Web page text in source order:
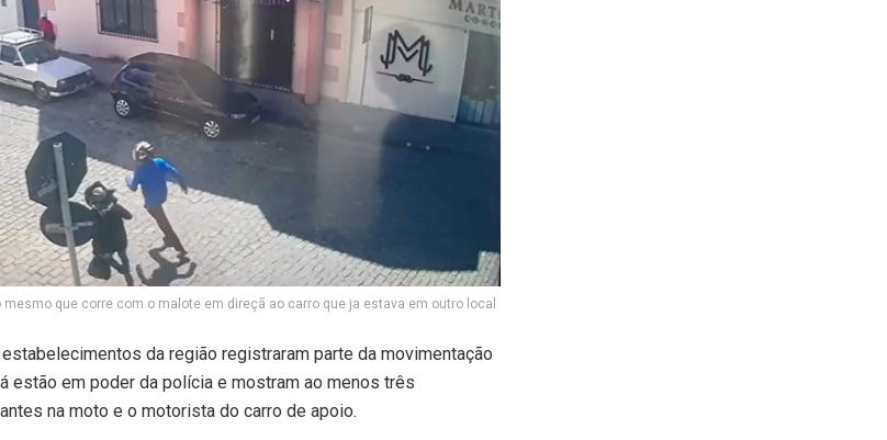
mesmo que corre com o malote em direçã ao carro que ja estava em outro local
da região registraram parte da movimentação
estão em poder da polícia e mostram ao menos três
na moto e o motorista do carro de apoio.